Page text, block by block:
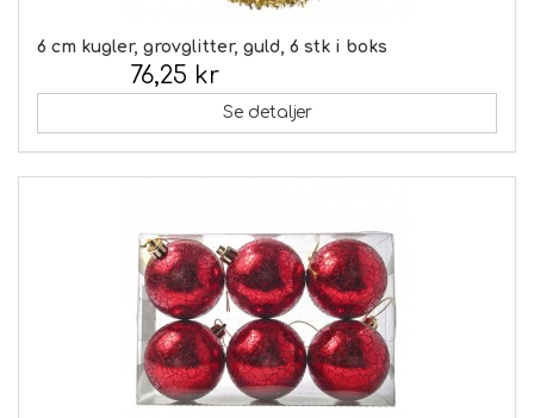
6 cm kugler, grovglitter, guld, 6 stk i boks
76,25 kr
Se detaljer